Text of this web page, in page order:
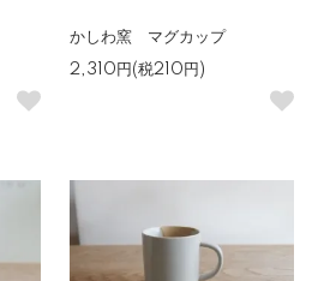
かしわ窯 マグカップ
2,310円(税210円)